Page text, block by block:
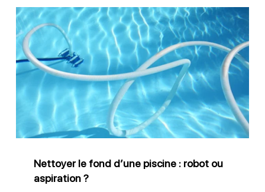
Nettoyer
le
fond
d’une
piscine
robot
aspiration
Nettoyer le fond d’une piscine : robot ou
aspiration ?